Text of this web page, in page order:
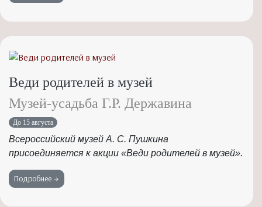
Веди родителей в музей
Музей-усадьба Г.Р. Державина
До 15 августа
Всероссийский музей А. С. Пушкина
присоединяется к акции «Веди родителей в музей».
Подробнее →